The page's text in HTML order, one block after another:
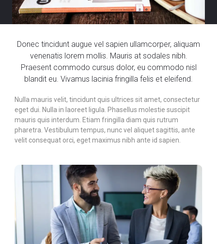
Donec tincidunt augue vel sapien ullamcorper, aliquam
venenatis lorem mollis. Mauris at sodales nibh.
Praesent commodo cursus dolor, eu commodo nisl
blandit eu. Vivamus lacinia fringilla felis et eleifend.
Nulla mauris velit, tincidunt quis ultrices sit amet, consectetur
eget dui. Nulla in laoreet ligula. Phasellus molestie suscipit
mauris quis interdum. Etiam fringilla diam quis rutrum
pharetra. Vestibulum tempus, nunc vel aliquet sagittis, ante
velit consequat orci, eget maximus nibh ante id sapien.